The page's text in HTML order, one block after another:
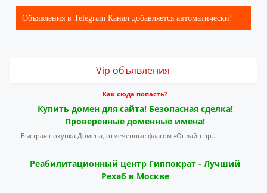
Объявления в Telegram Канал добавляется автоматически!
Vip объявления
Как сюда попасть?
Купить домен для сайта! Безопасная сделка!
Проверенные доменные имена!
Быстрая покупка Домена, отмеченные флагом «Онлайн пр...
Реабилитационный центр Гиппократ - Лучший
Рехаб в Москве